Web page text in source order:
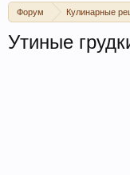
Форум Кулинарные
Утиные